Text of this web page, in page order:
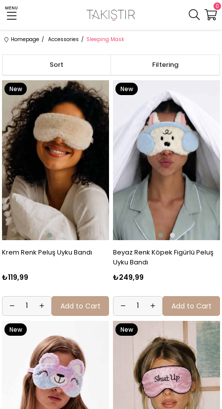
MENU 0
Homepage Accessories Sleeping Mask
Filtering
Sort
Krem Renk Peluş Uyku Bandı
₺119,99
New
Item
Add to Cart
Beyaz Renk Köpek Figürlü Peluş
Uyku Bandı
₺249,99
New
Add to Cart
New
New